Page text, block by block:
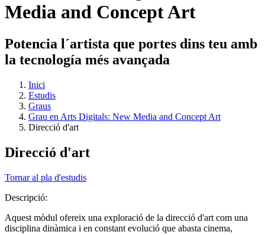
Media and Concept Art
Potencia l´artista que portes dins teu amb
la tecnología més avançada
Inici
Estudis
Graus
Grau en Arts Digitals: New Media and Concept Art
Direcció d'art
Direcció d'art
Tornar al pla d'estudis
Descripció:
Aquest mòdul ofereix una exploració de la direcció d'art com una
disciplina dinàmica i en constant evolució que abasta cinema,